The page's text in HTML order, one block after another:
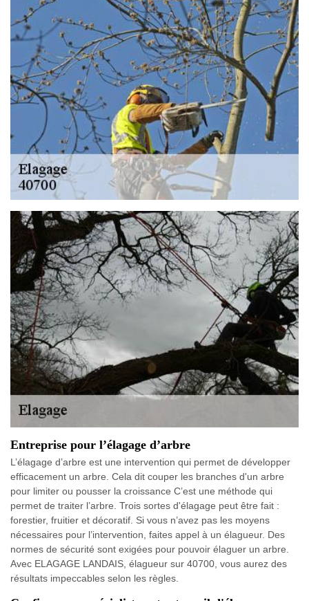
Entreprise pour l’élagage d’arbre
L’élagage d’arbre est une intervention qui permet de développer
efficacement un arbre. Cela dit couper les branches d'un arbre
pour limiter ou pousser la croissance C’est une méthode qui
permet de traiter l’arbre. Trois sortes d'élagage peut être fait :
forestier, fruitier et décoratif. Si vous n’avez pas les moyens
nécessaires pour l’intervention, faites appel à un élagueur. Des
normes de sécurité sont exigées pour pouvoir élaguer un arbre.
Avec ELAGAGE LANDAIS, élagueur sur 40700, vous aurez des
résultats impeccables selon les règles.